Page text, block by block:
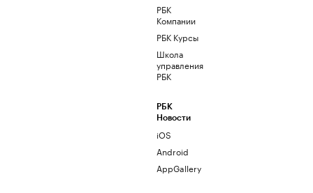
РБК
Компании
РБК Курсы
Школа
управления
РБК
РБК
Новости
iOS
Android
AppGallery